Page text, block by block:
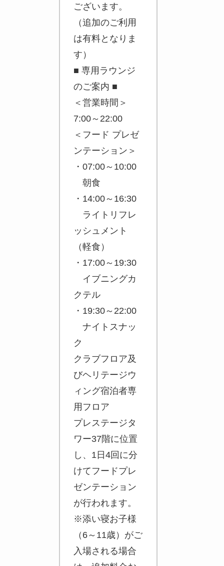
ございます。
（追加のご利用
は有料となりま
す）
■ 専用ラウンジ
のご案内 ■
＜営業時間＞
7:00～22:00
＜フード プレゼ
ンテーション＞
・07:00～10:00
朝食
・14:00～16:30
ライトリフレ
ッシュメント
（軽食）
・17:00～19:30
イブニングカ
クテル
・19:30～22:00
ナイトスナッ
ク
クラブフロア及
びヘリテージウ
ィング宿泊者専
用フロア
プレステージタ
ワー37階に位置
し、1日4回に分
けてフードプレ
ゼンテーション
が行われます。
※添い寝お子様
（6～11歳）がご
入場される場合